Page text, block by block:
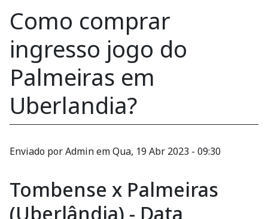
Como comprar
ingresso jogo do
Palmeiras em
Uberlandia?
Enviado porAdminemQua, 19 Abr 2023 - 09:30
Tombense x Palmeiras
(Uberlândia) - Data